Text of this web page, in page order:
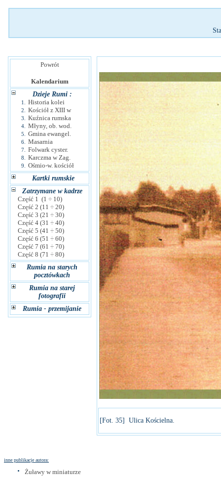
Powrót
Kalendarium
Dzieje Rumi :
1. Historia kolei
2. Kościół z XIII w
3. Kuźnica rumska
4. Młyny, ob. wod.
5. Gmina ewangel.
6. Masarnia
7. Folwark cyster.
8. Karczma w Zag.
9.
Ośmio-w. kościół
Kartki rumskie
Zatrzymane w kadrze
Część 1 (1 ÷ 10)
Część 2 (11 ÷ 20)
Część 3 (21 ÷ 30)
Część 4 (31 ÷ 40)
Część 5 (41 ÷ 50)
Część 6 (51 ÷ 60)
Część 7 (61 ÷ 70)
Część 8 (71 ÷ 80)
Rumia na starych
pocztówkach
Rumia na starej
fotografii
Rumia - przemijanie
[Fot. 35] Ulica Kościelna.
inne publikacje autora:
Żuławy w miniaturze